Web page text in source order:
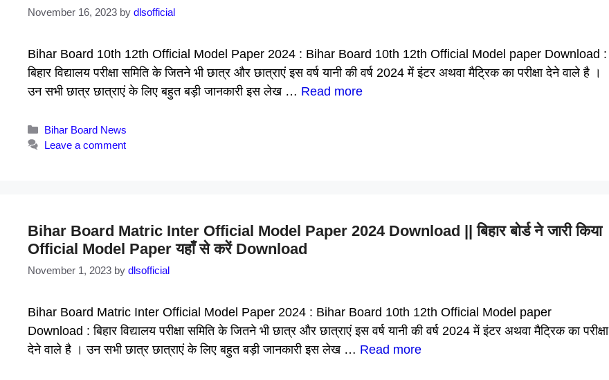
November 16, 2023 by dlsofficial
Bihar Board 10th 12th Official Model Paper 2024 : Bihar Board 10th 12th Official Model paper Download :
बिहार विद्यालय परीक्षा समिति के जितने भी छात्र और छात्राएं इस वर्ष यानी की वर्ष 2024 में इंटर अथवा मैट्रिक का परीक्षा देने वाले है ।
उन सभी छात्र छात्राएं के लिए बहुत बड़ी जानकारी इस लेख … Read more
Categories
Bihar Board News
Leave a comment
Bihar Board Matric Inter Official Model Paper 2024 Download || बिहार बोर्ड ने जारी किया
Official Model Paper यहाँ से करें Download
November 1, 2023 by dlsofficial
Bihar Board Matric Inter Official Model Paper 2024 : Bihar Board 10th 12th Official Model paper
Download : बिहार विद्यालय परीक्षा समिति के जितने भी छात्र और छात्राएं इस वर्ष यानी की वर्ष 2024 में इंटर अथवा मैट्रिक का परीक्षा
देने वाले है । उन सभी छात्र छात्राएं के लिए बहुत बड़ी जानकारी इस लेख … Read more